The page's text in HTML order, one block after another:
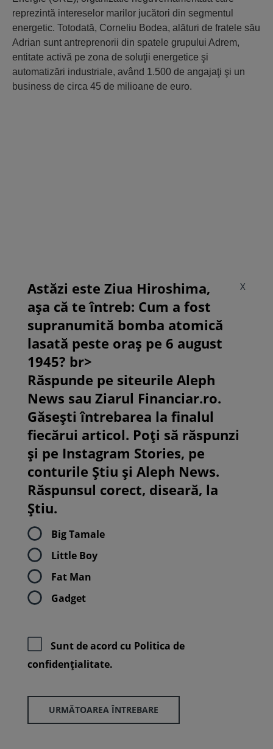
reprezintă intereselor marilor jucători din segmentul
energetic. Totodată, Corneliu Bodea, alături de fratele său
Adrian sunt antreprenorii din spatele grupului Adrem,
entitate activă pe zona de soluţii energetice şi
automatizări industriale, având 1.500 de angajaţi şi un
business de circa 45 de milioane de euro.
X
Astăzi este Ziua Hiroshima,
așa că te întreb: Cum a fost
supranumită bomba atomică
lasată peste oraș pe 6 august
1945? br>
Răspunde pe siteurile Aleph
News sau Ziarul Financiar.ro.
Găsești întrebarea la finalul
fiecărui articol. Poți să răspunzi
și pe Instagram Stories, pe
conturile Știu și Aleph News.
Răspunsul corect, diseară, la
Știu.
Big Tamale
Little Boy
Fat Man
Gadget
Sunt de acord cu Politica de
confidenţialitate.
URMĂTOAREA ÎNTREBARE